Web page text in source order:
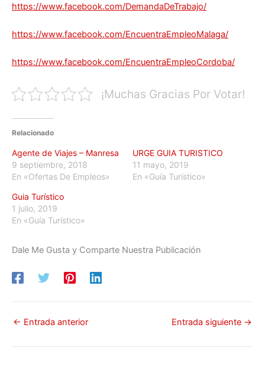
https://www.facebook.com/DemandaDeTrabajo/
https://www.facebook.com/EncuentraEmpleoMalaga/
https://www.facebook.com/EncuentraEmpleoCordoba/
¡Muchas Gracias Por Votar!
Relacionado
Agente de Viajes – Manresa
9 septiembre, 2018
En «Ofertas De Empleos»
URGE GUIA TURISTICO
11 mayo, 2019
En «Guía Turístico»
Guia Turístico
1 julio, 2019
En «Guía Turístico»
Dale Me Gusta y Comparte Nuestra Publicación
← Entrada anterior Entrada siguiente →